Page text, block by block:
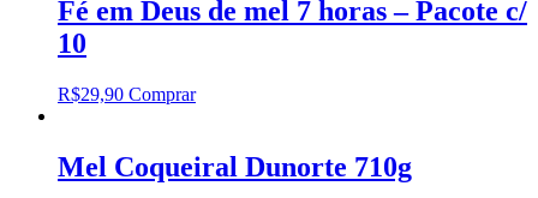
Fé em Deus de mel 7 horas – Pacote c/
10
R$29,90 Comprar
Mel Coqueiral Dunorte 710g